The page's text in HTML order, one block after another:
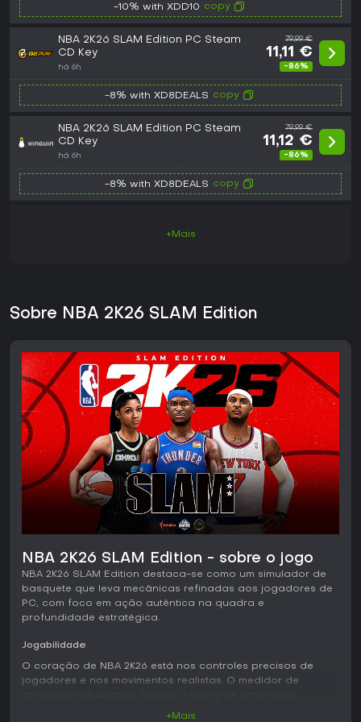
-10% with XDD10 copy
NBA 2K26 SLAM Edition PC Steam
CD Key
há 6h
79,99 €
11,11 €
-86%
-8% with XD8DEALS copy
NBA 2K26 SLAM Edition PC Steam
CD Key
há 6h
79,99 €
11,12 €
-86%
-8% with XD8DEALS copy
+Mais
Sobre NBA 2K26 SLAM Edition
NBA 2K26 SLAM Edition - sobre o jogo
NBA 2K26 SLAM Edition destaca-se como um simulador de
basquete que leva mecânicas refinadas aos jogadores de
PC, com foco em ação autêntica na quadra e
profundidade estratégica.
Jogabilidade
O coração de NBA 2K26 está nos controles precisos de
jogadores e nos movimentos realistas. O medidor de
+Mais